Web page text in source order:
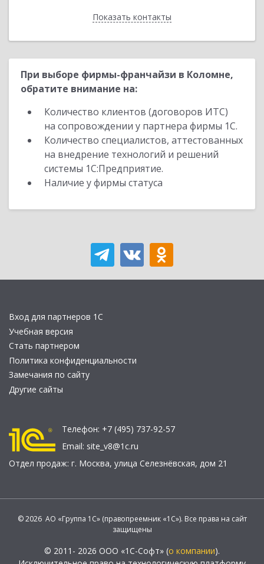
Показать контакты
Назад
При выборе фирмы-франчайзи в Коломне,
обратите внимание на:
Количество клиентов (договоров ИТС)
на сопровождении у партнера фирмы 1С.
Количество специалистов, аттестованных
на внедрение технологий и решений
системы 1С:Предприятие.
Наличие у фирмы статуса
Вход для партнеров 1С
Учебная версия
Стать партнером
Политика конфиденциальности
Замечания по сайту
Другие сайты
Телефон: +7 (495) 737-92-57
Email: site_v8@1c.ru
Отдел продаж: г. Москва, улица Селезнёвская, дом 21
© 2026 АО «Группа 1С» (правопреемник «1С»). Все права на сайт
защищены
© 2011- 2026 ООО «1С-Софт» (о компании).